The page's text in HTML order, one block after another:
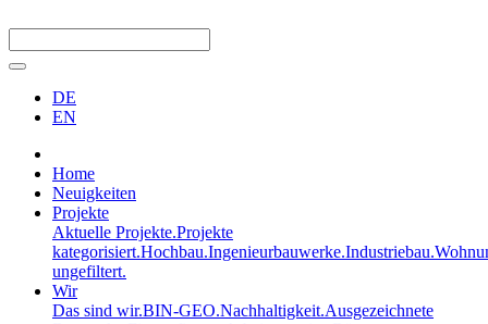
DE
EN
Home
Neuigkeiten
Projekte
Aktuelle Projekte.Projekte
kategorisiert.Hochbau.Ingenieurbauwerke.Industriebau.
ungefiltert.
Wir
Das sind wir.BIN-GEO.Nachhaltigkeit.Ausgezeichnete